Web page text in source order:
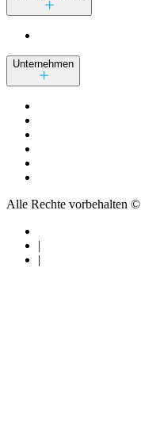
Unternehmen
Alle Rechte vorbehalten
|
|